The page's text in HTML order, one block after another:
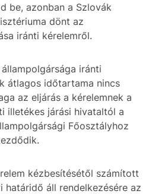
be, azonban a Szlovák
dönt az
iránti kérelemről.
iránti
átlagos időtartama nincs
az eljárás a kérelemnek a
illetékes járási hivataltól a
Főosztályhoz
kézbesítésétől számított
határidő áll rendelkezésére az